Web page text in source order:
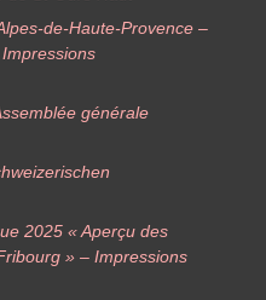
de-Haute-Provence –
générale
2025 « Aperçu des
» – Impressions